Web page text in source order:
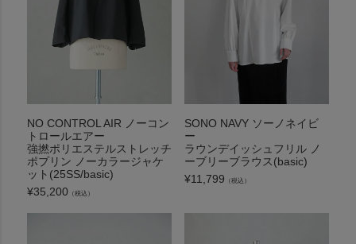
NO CONTROL AIR ノーコン
トロールエアー
強撚ポリエステルストレッチ
ポプリン ノーカラージャケ
ット(25SS/basic)
¥35,200 （税込）
SONO NAVY ソーノネイビ
ー
ラウンデイッシュフリル ノ
ーブリーブラウス(basic)
¥11,799 （税込）